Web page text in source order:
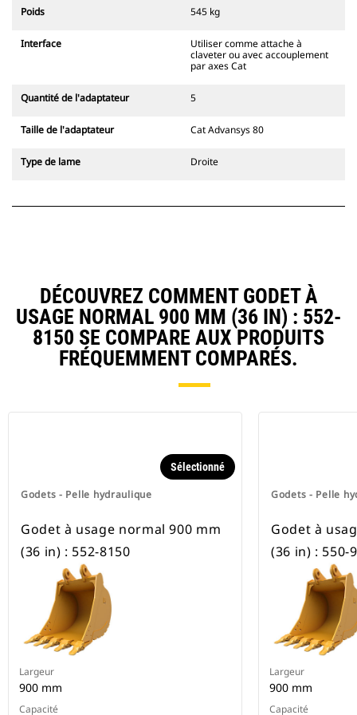
champ de vision du conducteur.
axes Cat sont compatibles avec les
pelles hydrauliques à chaînes 311-
Des attaches à largeur de
disponibles.
le système d'attache spéciale CW
CW sont dotées d'un système de
disponibles pour toutes les pelles
hydrauliques à chaines et sur
pneus.
Poids 545 kg
Interface
Utiliser comme attache à
claveter ou avec accouplement
par axes Cat
Quantité de l'adaptateur 5
Taille de l'adaptateur Cat Advansys 80
Type de lame Droite
DÉCOUVREZ COMMENT GODET À
USAGE NORMAL 900 MM (36 IN) : 552-
8150 SE COMPARE AUX PRODUITS
FRÉQUEMMENT COMPARÉS.
Godets - Pelle hydraulique
Sélectionné
Godet à usage normal 900 mm
(36 in) : 552-8150
Largeur
900 mm
Capacité
Godets - Pelle
Godet à
(36 in) : 550-
Largeur
900 mm
Capacité